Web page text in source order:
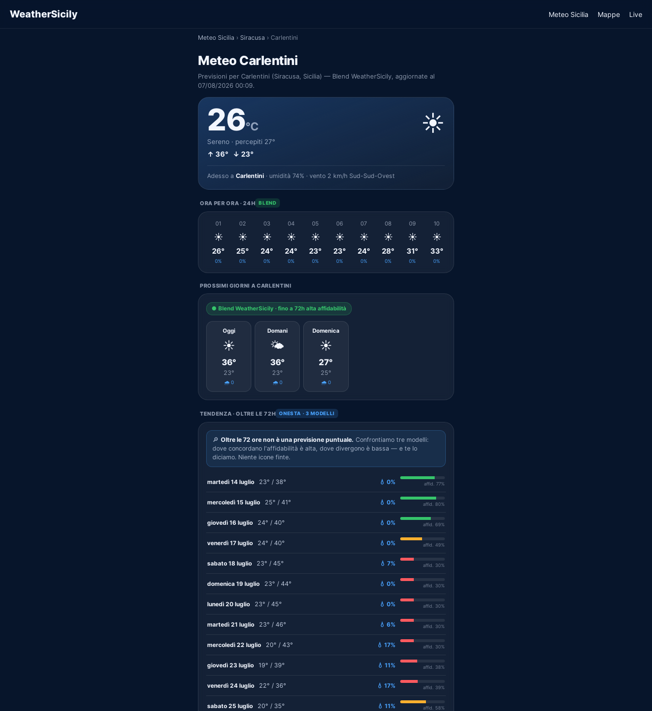
WeatherSicily Meteo Sicilia Mappe Live
Meteo Sicilia › Siracusa › Carlentini
Meteo Carlentini
Previsioni per Carlentini (Siracusa, Sicilia) — Blend WeatherSicily, aggiornate al
07/08/2026 00:09.
26°C
Sereno · percepiti 27°
↑ 36° ↓ 23°
☀️
Adesso a Carlentini · umidità 74% · vento 2 km/h Sud-Sud-Ovest
ORA PER ORA · 24H BLEND
01
☀️
26°
0%
02
☀️
25°
0%
03
☀️
24°
0%
04
☀️
24°
0%
05
☀️
23°
0%
06
☀️
23°
0%
07
☀️
24°
0%
08
☀️
28°
0%
09
☀️
31°
0%
10
☀️
33°
0%
PROSSIMI GIORNI A CARLENTINI
● Blend WeatherSicily · fino a 72h alta affidabilità
Oggi
☀️
36°
23°
🌧️ 0
Domani
🌤️
36°
23°
🌧️ 0
Domenica
☀️
27°
25°
🌧️ 0
TENDENZA · OLTRE LE 72H ONESTA · 3 MODELLI
🔎 Oltre le 72 ore non è una previsione puntuale. Confrontiamo tre modelli:
dove concordano l'affidabilità è alta, dove divergono è bassa — e te lo
diciamo. Niente icone finte.
martedì 14 luglio 23° / 38° 💧 0% affid. 77%
mercoledì 15 luglio 25° / 41° 💧 0% affid. 80%
giovedì 16 luglio 24° / 40° 💧 0% affid. 69%
venerdì 17 luglio 24° / 40° 💧 0% affid. 49%
sabato 18 luglio 23° / 45° 💧 7% affid. 30%
domenica 19 luglio 23° / 44° 💧 0% affid. 30%
lunedì 20 luglio 23° / 45° 💧 0% affid. 30%
martedì 21 luglio 23° / 46° 💧 6% affid. 30%
mercoledì 22 luglio 20° / 43° 💧 17% affid. 30%
giovedì 23 luglio 19° / 39° 💧 11% affid. 38%
venerdì 24 luglio 22° / 36° 💧 17% affid. 39%
sabato 25 luglio 20° / 35° 💧 11% affid. 58%